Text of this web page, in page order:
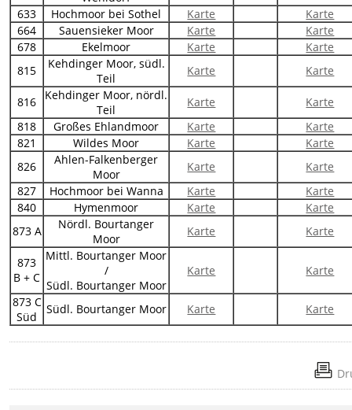
633
Hochmoor bei Sothel Karte
Karte
664
Sauensieker Moor Karte
Karte
678
Ekelmoor Karte
Karte
815
Kehdinger Moor, südl.
Teil
Karte Karte
816
Kehdinger Moor, nördl.
Teil
Karte
Karte
818
Großes Ehlandmoor Karte
Karte
821
Wildes Moor Karte
Karte
826
Ahlen-Falkenberger
Moor
Karte
Karte
827
Hochmoor bei Wanna Karte
Karte
840
Hymenmoor Karte
Karte
873 A
Nördl. Bourtanger
Moor
Karte Karte
873
B + C
Mittl. Bourtanger Moor
/
Südl. Bourtanger Moor
Karte Karte
873 C
Süd
Südl. Bourtanger Moor Karte Karte